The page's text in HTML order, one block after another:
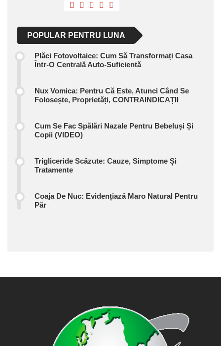
POPULAR PENTRU LUNA
Plăci Fotovoltaice: Cum Să Transformați Casa
Într-O Centrală Auto-Suficientă
Nux Vomica: Pentru Că Este, Atunci Când Se
Folosește, Proprietăți, CONTRAINDICAȚII
Cum Se Fac Spălări Nazale Pentru Bebeluși Și
Copii (VIDEO)
Trigliceride Scăzute: Cauze, Simptome Și
Tratamente
Coaja De Nuc: Evidențiază Maro Natural Pentru
Păr